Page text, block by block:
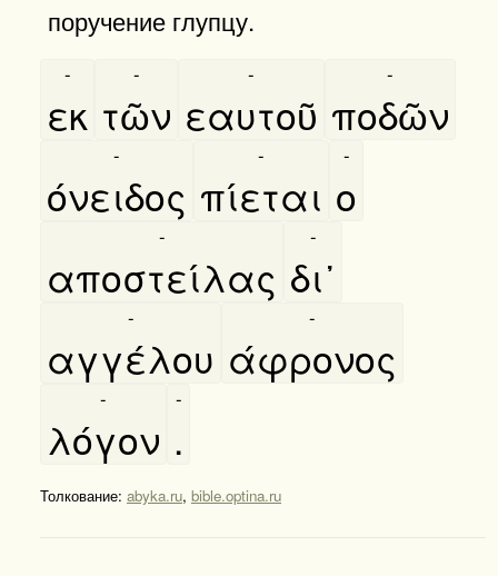
поручение глупцу.
εκ
-
τῶν
-
εαυτοῦ
-
ποδῶν
-
όνειδος
-
πίεται
-
ο
-
αποστείλας
-
δι᾿
-
αγγέλου
-
άφρονος
-
λόγον
-
.
-
Толкование: abyka.ru, bible.optina.ru